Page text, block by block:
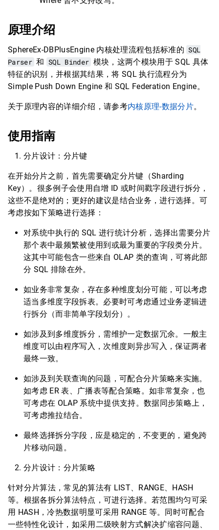
原理介绍
SphereEx-DBPlusEngine 内核处理流程包括标准的 SQL
Parser 和 SQL Binder 模块，这两个模块用于 SQL 具体
特征的识别，并根据其结果，将 SQL 执行流程分为
Simple Push Down Engine 和 SQL Federation Engine。
关于原理内容的详细介绍，请参考内核原理-数据分片。
使用指南
分片设计：分片键
在开始分片之前，首先需要确定分片键（Sharding
Key）。很多例子会使用自增 ID 或时间戳字段进行拆分，
这些不是绝对的；更好的建议是结合业务，进行选择。可
考虑按如下策略进行选择：
对系统中执行的 SQL 进行统计分析，选择出需要分片
那个表中最频繁被使用到或最为重要的字段类分片。
这其中可能包含一些来自 OLAP 类的查询，可将此部
分 SQL 排除在外。
如业务非常复杂，存在多种维度划分可能，可以考虑
适当多维度字段拆表。必要时可考虑通过业务逻辑进
行拆分（而非简单字段划分）。
如涉及到多维度拆分，需维护一定数据冗余。一般主
维度可以由程序写入，次维度则异步写入，保证两者
最终一致。
如涉及到关联查询的问题，可配合分片策略来实施。
如考虑 ER 表、广播表等配合策略。如非常复杂，也
可考虑在 OLAP 系统中提供支持。数据同步策略上，
可考虑推拉结合。
最终选择拆分字段，应是稳定的，不变更的，避免跨
片移动问题。
分片设计：分片策略
针对分片算法，常见的算法有 LIST、RANGE、HASH
等。根据各拆分算法特点，可进行选择。若范围均匀可采
用 HASH，冷热数据明显可采用 RANGE 等。同时可配合
一些特性化设计，如采用二级映射方式解决扩缩容问题、